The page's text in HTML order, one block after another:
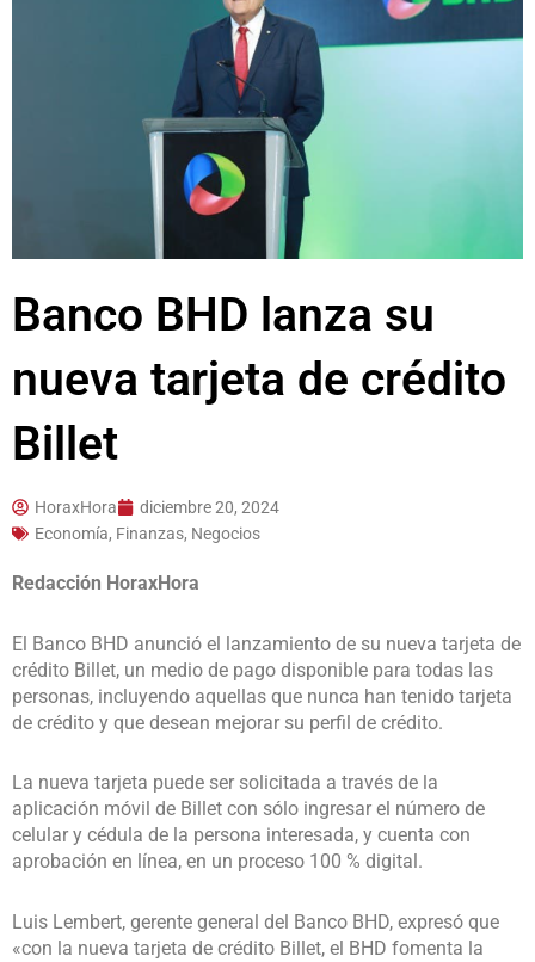
Banco BHD lanza su
nueva tarjeta de crédito
Billet
HoraxHora
diciembre 20, 2024
Economía, Finanzas, Negocios
Redacción HoraxHora
El Banco BHD anunció el lanzamiento de su nueva tarjeta de
crédito Billet, un medio de pago disponible para todas las
personas, incluyendo aquellas que nunca han tenido tarjeta
de crédito y que desean mejorar su perfil de crédito.
La nueva tarjeta puede ser solicitada a través de la
aplicación móvil de Billet con sólo ingresar el número de
celular y cédula de la persona interesada, y cuenta con
aprobación en línea, en un proceso 100 % digital.
Luis Lembert, gerente general del Banco BHD, expresó que
«con la nueva tarjeta de crédito Billet, el BHD fomenta la